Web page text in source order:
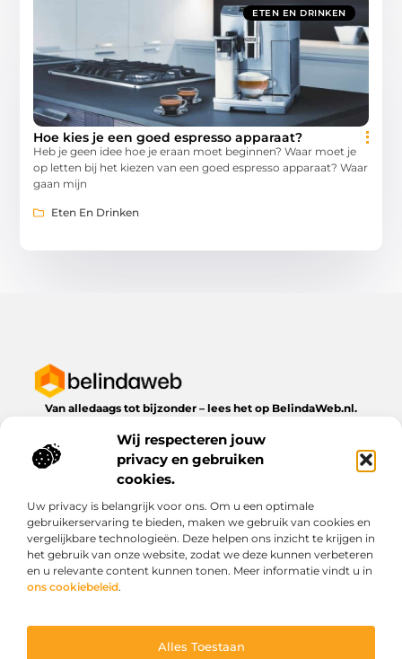
Wij respecteren jouw
privacy en gebruiken
cookies.
Uw privacy is belangrijk voor ons. Om u een optimale
gebruikerservaring te bieden, maken we gebruik van cookies en
vergelijkbare technologieën. Deze helpen ons inzicht te krijgen in
het gebruik van onze website, zodat we deze kunnen verbeteren
en u relevante content kunnen tonen. Meer informatie vindt u in
ons cookiebeleid.
Alles Toestaan
ETEN EN DRINKEN
Hoe kies je een goed espresso apparaat?
Heb je geen idee hoe je eraan moet beginnen? Waar moet je
op letten bij het kiezen van een goed espresso apparaat? Waar
gaan mijn
Eten En Drinken
Van alledaags tot bijzonder – lees het op BelindaWeb.nl.
dagelijks leven te bieden heeft.
Bericht categorie
Onze informatie
Cookiebeleid (EU)